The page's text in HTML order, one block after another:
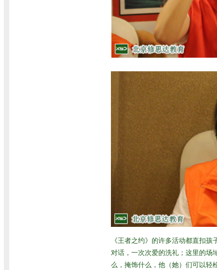
《王者之约》的许多活动都直扣
对话，一次次爱的洗礼；这里的场
么，掩饰什么，他（她）们可以轻